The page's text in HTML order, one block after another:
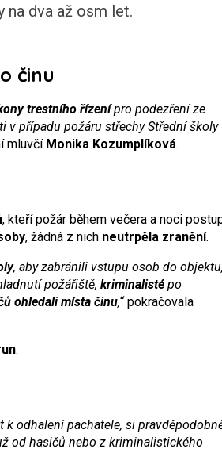
dva až osm let.
činu
trestního řízenípro podezření ze
v případu požáru střechy Střední školy
mluvčí Monika Kozumplíková.
, kteří požár během večera a noci
, žádná z nich neutrpěla zranění.
, aby zabránili vstupu osob do objektu,
požářiště, kriminalisté po
ohledali místa činu,“pokračovala
.
odhalení pachatele, si
od hasičů nebo z kriminalistického